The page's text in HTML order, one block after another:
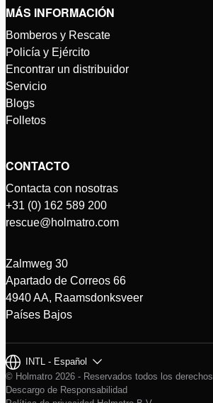
MÁS INFORMACIÓN
Bomberos y Rescate
Policía y Ejército
Encontrar un distribuidor
Servicio
Blogs
Folletos
CONTACTO
Contacta con nosotras
+31 (0) 162 589 200
rescue@holmatro.com
Zalmweg 30
Apartado de Correos 66
4940 AA, Raamsdonksveer
Países Bajos
INTL - Español
© Holmatro 2026 - Reservados todos los derechos
Descargo de Responsabilidad